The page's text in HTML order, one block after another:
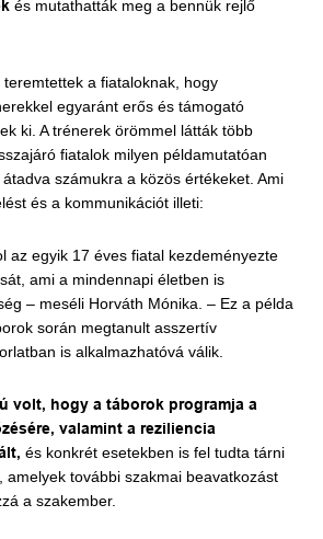
és mutathatták meg a bennük rejlő
a fiataloknak, hogy
egyaránt erős és támogató
ki. A trénerek örömmel látták több
fiatalok milyen példamutatóan
számukra a közös értékeket. Ami
és a kommunikációt illeti:
az egyik 17 éves fiatal kezdeményezte
ami a mindennapi életben is
– meséli Horváth Mónika. – Ez a példa
során megtanult asszertív
is alkalmazhatóvá válik.
volt, hogy a táborok programja a
valamint a reziliencia
és konkrét esetekben is fel tudta tárni
amelyek további szakmai beavatkozást
a szakember.